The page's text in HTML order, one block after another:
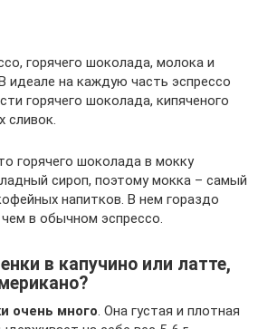
горячего шоколада, молока и
идеале на каждую часть эспрессо
горячего шоколада, кипяченого
сливок.
горячего шоколада в мокку
сироп, поэтому мокка – самый
напитков. В нем гораздо
в обычном эспрессо.
в капучино или латте,
очень много. Она густая и плотная